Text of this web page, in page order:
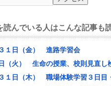
読んでいる人はこんな記事も
１日（金） 進路学習会
（火） 生命の授業、校則見直し
１日（木） 職場体験学習３日目